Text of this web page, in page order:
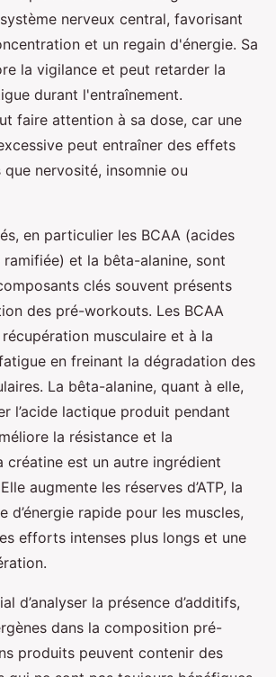
nerveux central, favorisant
et un regain d'énergie. Sa
la vigilance et peut retarder la
durant l'entraînement.
faire attention à sa dose, car une
peut entraîner des effets
nervosité, insomnie ou
en particulier les BCAA (acides
ramifiée) et la bêta-alanine, sont
clés souvent présents
des pré-workouts. Les BCAA
musculaire et à la
en freinant la dégradation des
La bêta-alanine, quant à elle,
l’acide lactique produit pendant
la résistance et la
créatine est un autre ingrédient
augmente les réserves d’ATP, la
d’énergie rapide pour les muscles,
efforts intenses plus longs et une
d’analyser la présence d’additifs,
dans la composition pré-
produits peuvent contenir des